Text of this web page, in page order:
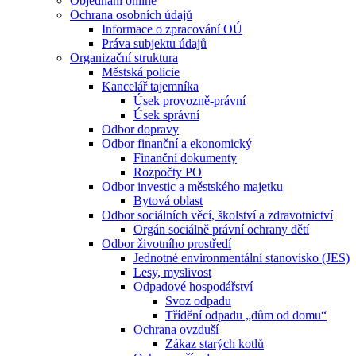
Ochrana osobních údajů
Informace o zpracování OÚ
Práva subjektu údajů
Organizační struktura
Městská policie
Kancelář tajemníka
Úsek provozně-právní
Úsek správní
Odbor dopravy
Odbor finanční a ekonomický
Finanční dokumenty
Rozpočty PO
Odbor investic a městského majetku
Bytová oblast
Odbor sociálních věcí, školství a zdravotnictví
Orgán sociálně právní ochrany dětí
Odbor životního prostředí
Jednotné environmentální stanovisko (JES)
Lesy, myslivost
Odpadové hospodářství
Svoz odpadu
Třídění odpadu „dům od domu“
Ochrana ovzduší
Zákaz starých kotlů